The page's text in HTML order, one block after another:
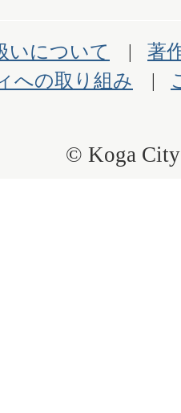
いについて
著
への取り組み
© Koga City